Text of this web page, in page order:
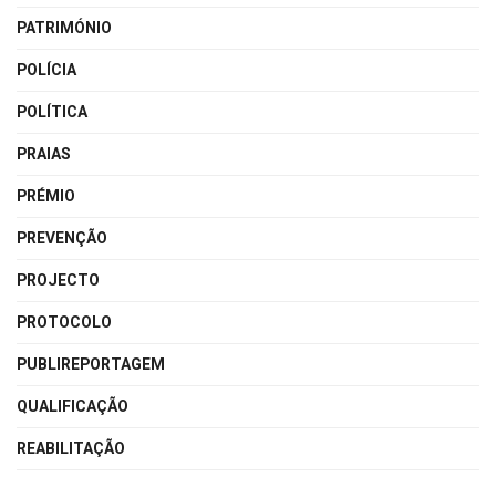
PATRIMÓNIO
POLÍCIA
POLÍTICA
PRAIAS
PRÉMIO
PREVENÇÃO
PROJECTO
PROTOCOLO
PUBLIREPORTAGEM
QUALIFICAÇÃO
REABILITAÇÃO